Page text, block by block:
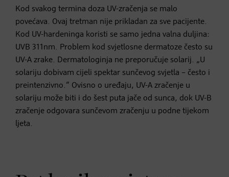
Kod svakog termina doza UV-zračenja se malo
povećava. Ovaj tretman nije prikladan za sve pacijente.
Kod UV-hardeninga koristi se samo jedna valna duljina:
UVB 311nm. Problem kod svjetlosne dermatoze često su
UV-A zrake. Dermatologinja ne preporučuje solarij. „U
solariju dobivam cijeli spektar sunčevog svjetla – često i
preintenzivno.“ Ovisno o uređaju, UV-A zračenje u
solariju može biti i do šest puta jače od sunca, dok UV-B
zračenje odgovara sunčevom zračenju u podne tijekom
ljeta.